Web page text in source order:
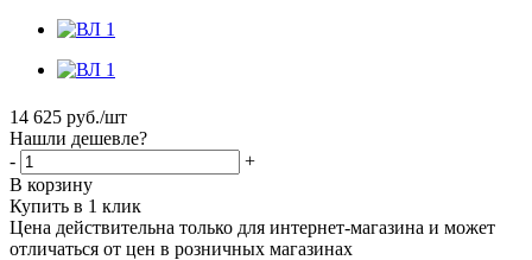
14 625 руб./шт
Нашли дешевле?
-
+
В корзину
Купить в 1 клик
Цена действительна только для интернет-магазина и может
отличаться от цен в розничных магазинах